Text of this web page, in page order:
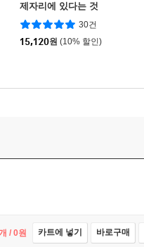
제자리에 있다는 것
30건
15,120원 (10% 할인)
/ 0원 카트에 넣기 바로구매